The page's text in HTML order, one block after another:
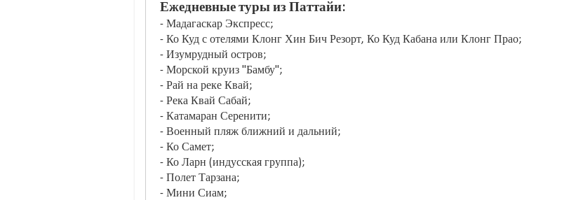
Ежедневные туры из Паттайи:
- Мадагаскар Экспресс;
- Ко Куд с отелями Клонг Хин Бич Резорт, Ко Куд Кабана или Клонг Прао;
- Изумрудный остров;
- Морской круиз "Бамбу";
- Рай на реке Квай;
- Река Квай Сабай;
- Катамаран Серенити;
- Военный пляж ближний и дальний;
- Ко Самет;
- Ко Ларн (индусская группа);
- Полет Тарзана;
- Мини Сиам;